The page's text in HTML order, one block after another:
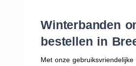
Winterbanden
bestellen in
Met onze